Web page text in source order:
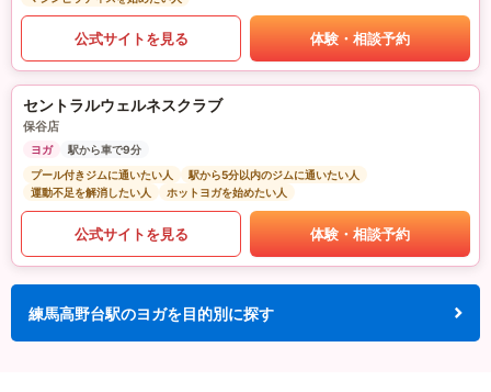
公式サイトを見る 体験・相談予約
セントラルウェルネスクラブ
保谷店
ヨガ
駅から車で9分
プール付きジムに通いたい人
駅から5分以内のジムに通いたい人
運動不足を解消したい人
ホットヨガを始めたい人
公式サイトを見る 体験・相談予約
練馬高野台駅のヨガを目的別に探す